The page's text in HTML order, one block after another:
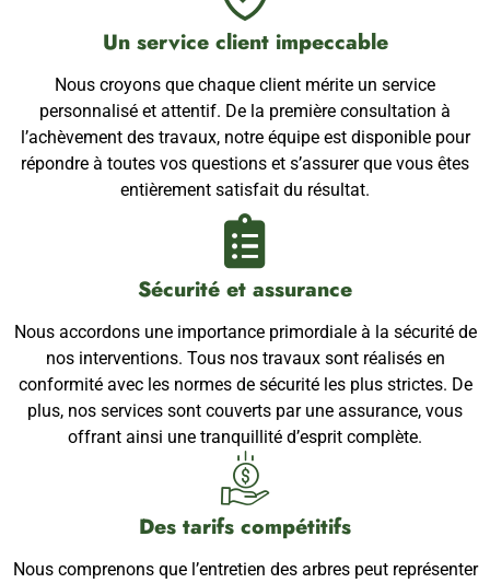
Un service client impeccable
Nous croyons que chaque client mérite un service
personnalisé et attentif. De la première consultation à
l’achèvement des travaux, notre équipe est disponible pour
répondre à toutes vos questions et s’assurer que vous êtes
entièrement satisfait du résultat.
Sécurité et assurance
Nous accordons une importance primordiale à la sécurité de
nos interventions. Tous nos travaux sont réalisés en
conformité avec les normes de sécurité les plus strictes. De
plus, nos services sont couverts par une assurance, vous
offrant ainsi une tranquillité d’esprit complète.
Des tarifs compétitifs
Nous comprenons que l’entretien des arbres peut représenter